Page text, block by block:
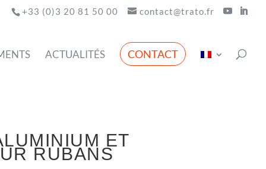
+33 (0)3 20 81 50 00 contact@trato.fr
ACTUALITÉS CONTACT
ET
RUBANS